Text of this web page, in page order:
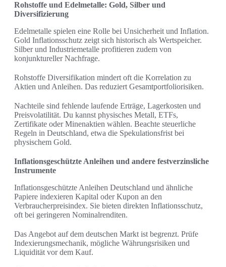
Rohstoffe und Edelmetalle: Gold, Silber und
Diversifizierung
Edelmetalle spielen eine Rolle bei Unsicherheit und Inflation.
Gold Inflationsschutz zeigt sich historisch als Wertspeicher.
Silber und Industriemetalle profitieren zudem von
konjunktureller Nachfrage.
Rohstoffe Diversifikation mindert oft die Korrelation zu
Aktien und Anleihen. Das reduziert Gesamtportfoliorisiken.
Nachteile sind fehlende laufende Erträge, Lagerkosten und
Preisvolatilität. Du kannst physisches Metall, ETFs,
Zertifikate oder Minenaktien wählen. Beachte steuerliche
Regeln in Deutschland, etwa die Spekulationsfrist bei
physischem Gold.
Inflationsgeschützte Anleihen und andere festverzinsliche
Instrumente
Inflationsgeschützte Anleihen Deutschland und ähnliche
Papiere indexieren Kapital oder Kupon an den
Verbraucherpreisindex. Sie bieten direkten Inflationsschutz,
oft bei geringeren Nominalrenditen.
Das Angebot auf dem deutschen Markt ist begrenzt. Prüfe
Indexierungsmechanik, mögliche Währungsrisiken und
Liquidität vor dem Kauf.